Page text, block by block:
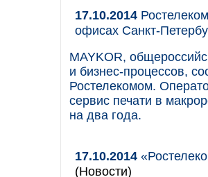
17.10.2014
офисах Санкт-
MAYKOR,
и бизнес-процессов,
Ростелекомом.
сервис печати в
на два года.
17.10.2014
(Новости)